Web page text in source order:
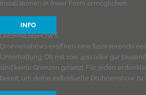
Installationen in freier Form ermöglichen.
INFO
DROHNENSHOWS
Drohnenshows eröffnen eine faszinierende
Unterhaltung. Ob mit 100, 400 oder gar
sind keine Grenzen gesetzt. Für jeden
bereit, um deine individuelle Drohnenshow zu